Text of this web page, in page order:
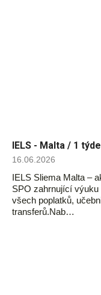
IELS - Malta / 1
16.06.2026
IELS Sliema Malta –
SPO zahrnující
všech poplatků,
transferů.Nab…